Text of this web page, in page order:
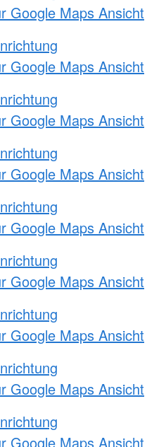
Google Maps Ansicht
Google Maps Ansicht
Google Maps Ansicht
Google Maps Ansicht
Google Maps Ansicht
Google Maps Ansicht
Google Maps Ansicht
Google Maps Ansicht
Google Maps Ansicht